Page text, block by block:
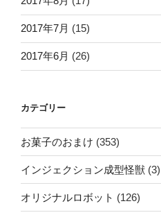
2017年7月 (15)
2017年6月 (26)
カテゴリー
お菓子のおまけ (353)
インジェクション成型怪獣 (3)
オリジナルロボット (126)